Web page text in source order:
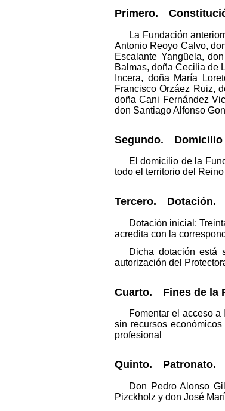
Primero.
La Fundación
Antonio Reoyo Calvo,
Escalante Yangüela,
Balmas, doña Cecilia de
Incera, doña María
Francisco Orzáez Ruiz,
doña Cani Fernández
don Santiago Alfonso
Segundo. Domicilio
El domicilio de la
todo el territorio del
Tercero. Dotación.
Dotación inicial:
acredita con la
Dicha dotación está
autorización del
Cuarto. Fines de la
Fomentar el acceso
sin recursos
profesional
Quinto. Patronato.
Don Pedro Alonso
Pizckholz y don José